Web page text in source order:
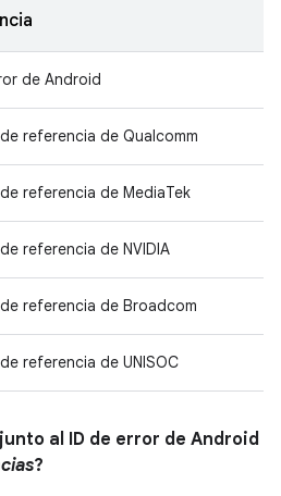
de Android
referencia de Qualcomm
referencia de MediaTek
referencia de NVIDIA
referencia de Broadcom
referencia de UNISOC
al ID de error de Android
?